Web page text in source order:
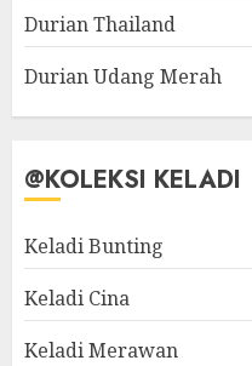
Durian Thailand
Durian Udang Merah
@KOLEKSI KELADI
Keladi Bunting
Keladi Cina
Keladi Merawan